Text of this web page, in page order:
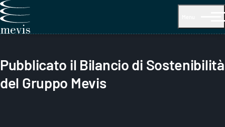
Pubblicato il Bilancio di Sostenibilità
del Gruppo Mevis